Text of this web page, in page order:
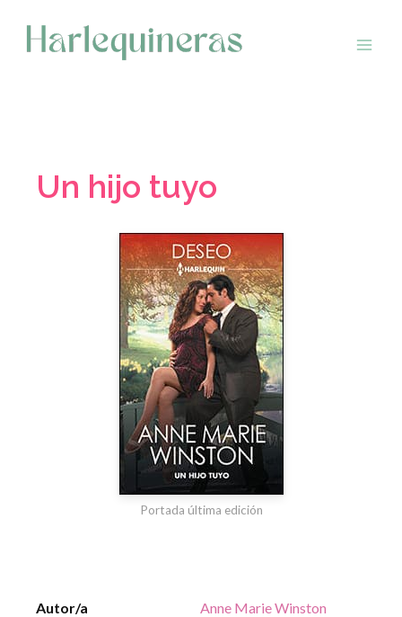
contenido
Un hijo tuyo
Autor/a Anne Marie Winston
Portada última edición